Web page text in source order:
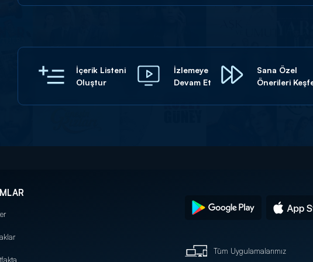
İçerik Listeni
Oluştur
İzlemeye
Devam Et
Sana Özel
Önerileri
Tüm Uygulamalarımız